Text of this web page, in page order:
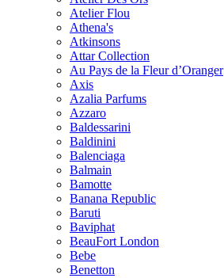
Atelier Flou
Athena's
Atkinsons
Attar Collection
Au Pays de la Fleur d’Oranger
Axis
Azalia Parfums
Azzaro
Baldessarini
Baldinini
Balenciaga
Balmain
Bamotte
Banana Republic
Baruti
Baviphat
BeauFort London
Bebe
Benetton